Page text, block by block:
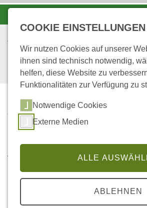
STARTSEITE ...
Abschussregelung
Die folgenden Abschussregelungen
des Landesjagdgesetzes vom 9. Juli
COOKIE EINSTELLUNGEN
Wir nutzen Cookies auf unserer
ihnen sind technisch notwendig,
helfen, diese Website zu
Funktionalitäten zur Verfügung zu
Notwendige Cookies
Externe Medien
ALLE
ABLEHNEN